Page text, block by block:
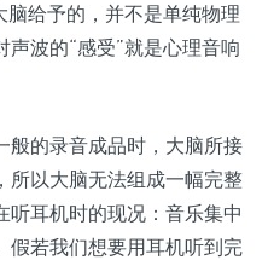
脑给予的，并不是单纯物理
波的“感受”就是心理音响
般的录音成品时，大脑所接
所以大脑无法组成一幅完整
听耳机时的现况：音乐集中
假若我们想要用耳机听到完